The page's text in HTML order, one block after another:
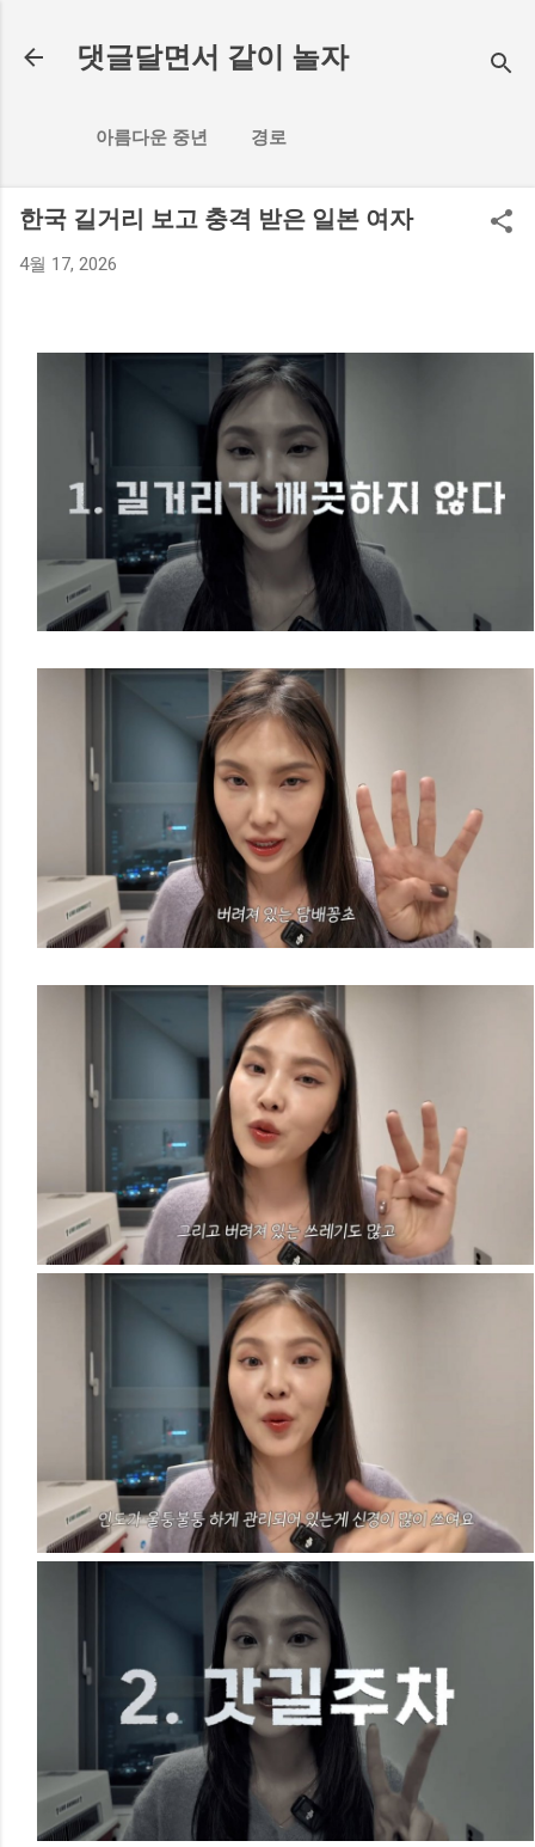
댓글달면서 같이 놀자
아름다운 중년 경로
한국 길거리 보고 충격 받은 일본 여자
4월 17, 2026